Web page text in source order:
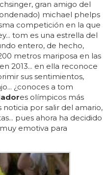
gran amigo del
michael phelps
competición en la que
tom es una estrella del
entero, de hecho,
metros mariposa en las
2013... en ella reconoce
sus sentimientos,
¿conoces a tom
es olímpicos más
por salir del amario,
pues ahora ha decidido
emotiva para